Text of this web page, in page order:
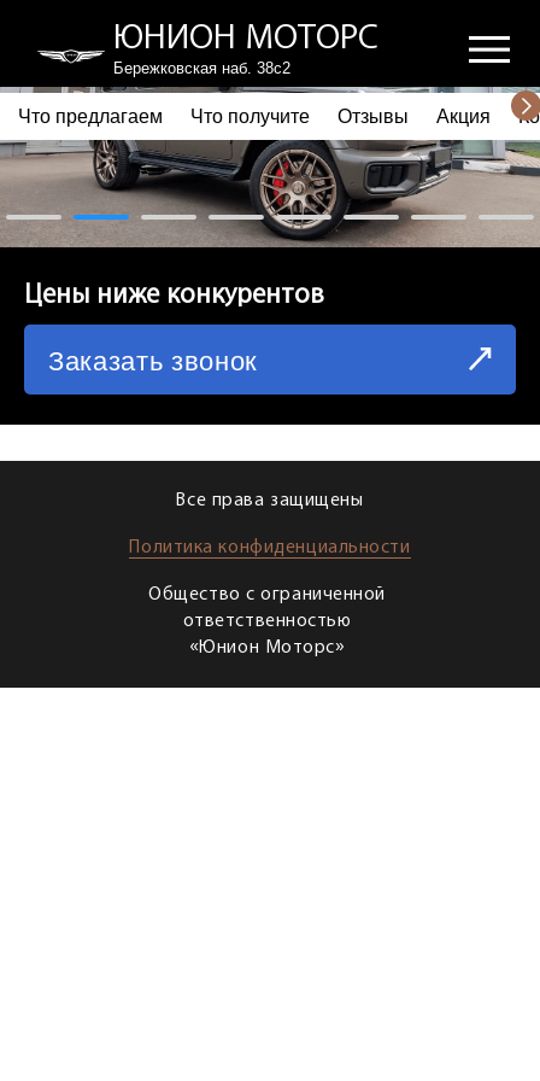
ЮНИОН МОТОРС
Бережковская наб. 38с2
ПОЧЕМУ ВЫБИРАЮТ НАС
ЧТО ПРЕДЛАГАЕМ
ЧТО ПОЛУЧИТЕ
СХЕМА ПРОЕЗДА
Что предлагаем Что получите Отзывы Акция
Цены ниже конкурентов
Заказать звонок
Все права защищены
Политика конфиденциальности
Общество с ограниченной
ответственностью
«Юнион Моторс»